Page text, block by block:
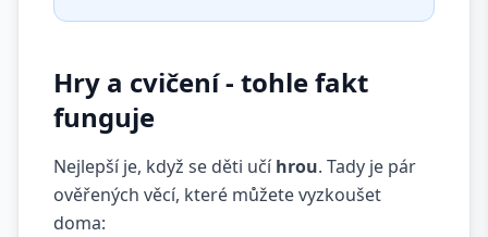
Hry a cvičení - tohle fakt
funguje
Nejlepší je, když se děti učíhrou. Tady je pár
ověřených věcí, které můžete vyzkoušet
doma: